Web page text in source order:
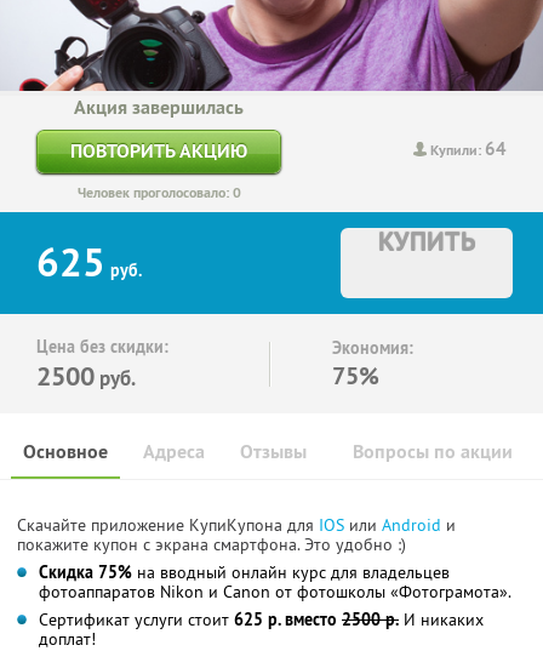
Купили: 64
Акция завершилась
ПОВТОРИТЬ АКЦИЮ
Человек проголосовало: 0
625 руб.
КУПИТЬ
Цена без скидки:
2500 руб.
Экономия:
75%
Основное Отзывы Вопросы по акции
Адреса
Скачайте приложение КупиКупона для IOS или Android и
покажите купон с экрана смартфона. Это удобно :)
Скидка 75% на вводный онлайн курс для владельцев
фотоаппаратов Nikon и Сanon от фотошколы «Фотограмота».
Сертификат услуги стоит 625 р. вместо 2500 р. И никаких
доплат!